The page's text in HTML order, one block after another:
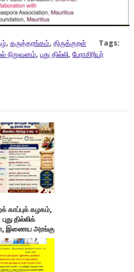
, கருத்தரங்கம், திருக்குறள்
Tags:
நிறுவனம், புது தில்லி, பேராசிரியர்
காப்புக் கழகம்,
புது தில்லிக்
இணைய அரங்கு
உரை – 8